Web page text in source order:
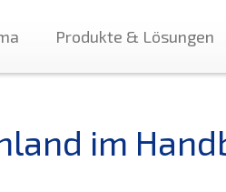
Produkte & Lösungen
im